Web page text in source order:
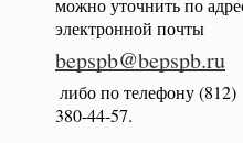
можно уточнить по
электронной почты
bepspb@bepspb.ru
либо по телефону (812)
380-44-57.